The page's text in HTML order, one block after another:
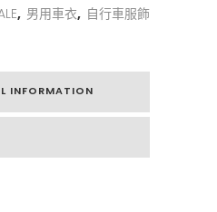
, 男用車衣, 自行車服飾
INFORMATION